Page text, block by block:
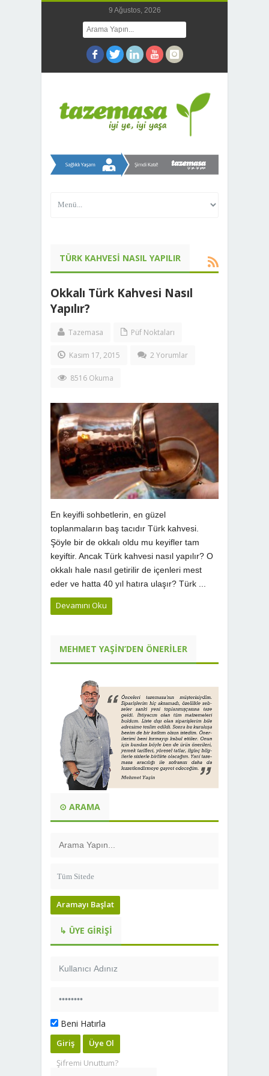
9 Ağustos, 2026
TÜRK KAHVESI NASIL YAPILIR
Okkalı Türk Kahvesi Nasıl
Yapılır?
Tazemasa Püf Noktaları
Kasım 17, 2015 2 Yorumlar
8516 Okuma
En keyifli sohbetlerin, en güzel
toplanmaların baş tacıdır Türk kahvesi.
Şöyle bir de okkalı oldu mu keyifler tam
keyiftir. Ancak Türk kahvesi nasıl yapılır? O
okkalı hale nasıl getirilir de içenleri mest
eder ve hatta 40 yıl hatıra ulaşır? Türk ...
Devamını Oku
MEHMET YAŞIN’DEN ÖNERILER
⊙ ARAMA
Aramayı Başlat
↳ ÜYE GIRIŞI
Beni Hatırla
Giriş
Üye Ol
Şifremi Unuttum?